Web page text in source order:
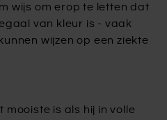
wijs om erop te letten dat
van kleur is - vaak
wijzen op een ziekte
mooiste is als hij in volle